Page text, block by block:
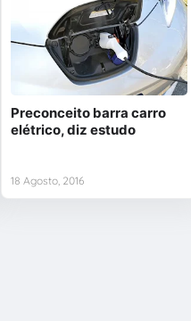
Preconceito barra carro
elétrico, diz estudo
18 Agosto, 2016